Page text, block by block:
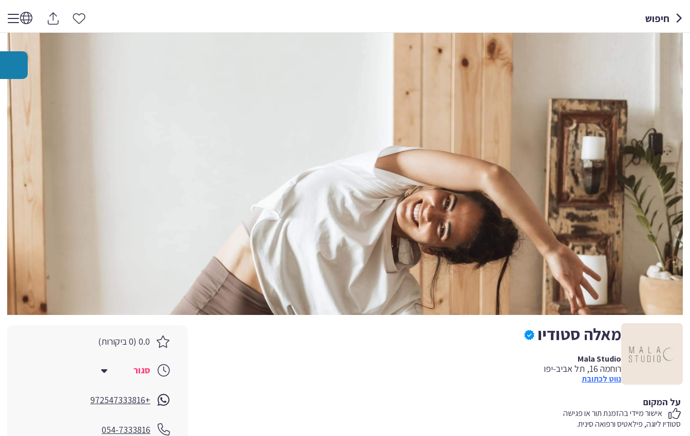
חיפוש
מאלה סטודיו
Mala Studio
רוחמה 16, תל אביב-יפו
נווט לכתובת
על המקום
אישור מיידי בהזמנת תור או פגישה
סטודיו ליוגה, פילאטיס ורפואה סינית.
0.0 (0 ביקורות)
סגור
+972547333816
054-7333816